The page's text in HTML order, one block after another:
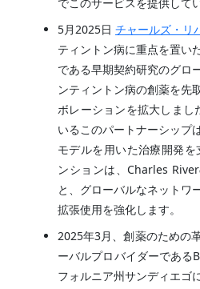
5月2025日 チャールズ・リ
ティントン病に重点を置い
である早期契約研究のグロ
ンティントン病の創薬を先
ボレーションを拡大しま
いるこのパートナーシップ
モデルを用いた治療開発
ンションは、Charles
と、グローバルなネットワ
拡張使用を強化します。
2025年3月、創薬のための
ーバルプロバイダーである
フォルニア州サンディエゴ